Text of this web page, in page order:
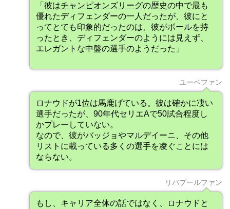
「彼はチャンピオンズリーグの歴史の中で最も
優れたディフェンダーの一人だったが、彼にと
ってとても印象的だったのは、彼がボールを持
ったとき、ディフェンダーのようには見えず、
エレガントな中盤の選手のようだった」
ユーベファン
ロナウドが1位は馬鹿げている。彼は確かに凄い
選手だったが、90年代セリエAで50試合程度し
かプレーしていない。
なので、彼がバッジョやマルデイーニ、その他
リストに載っている多くの選手を凌ぐことには
ならない。
リバプールファン
もし、キャリア全体の話ではなく、ロナウドと